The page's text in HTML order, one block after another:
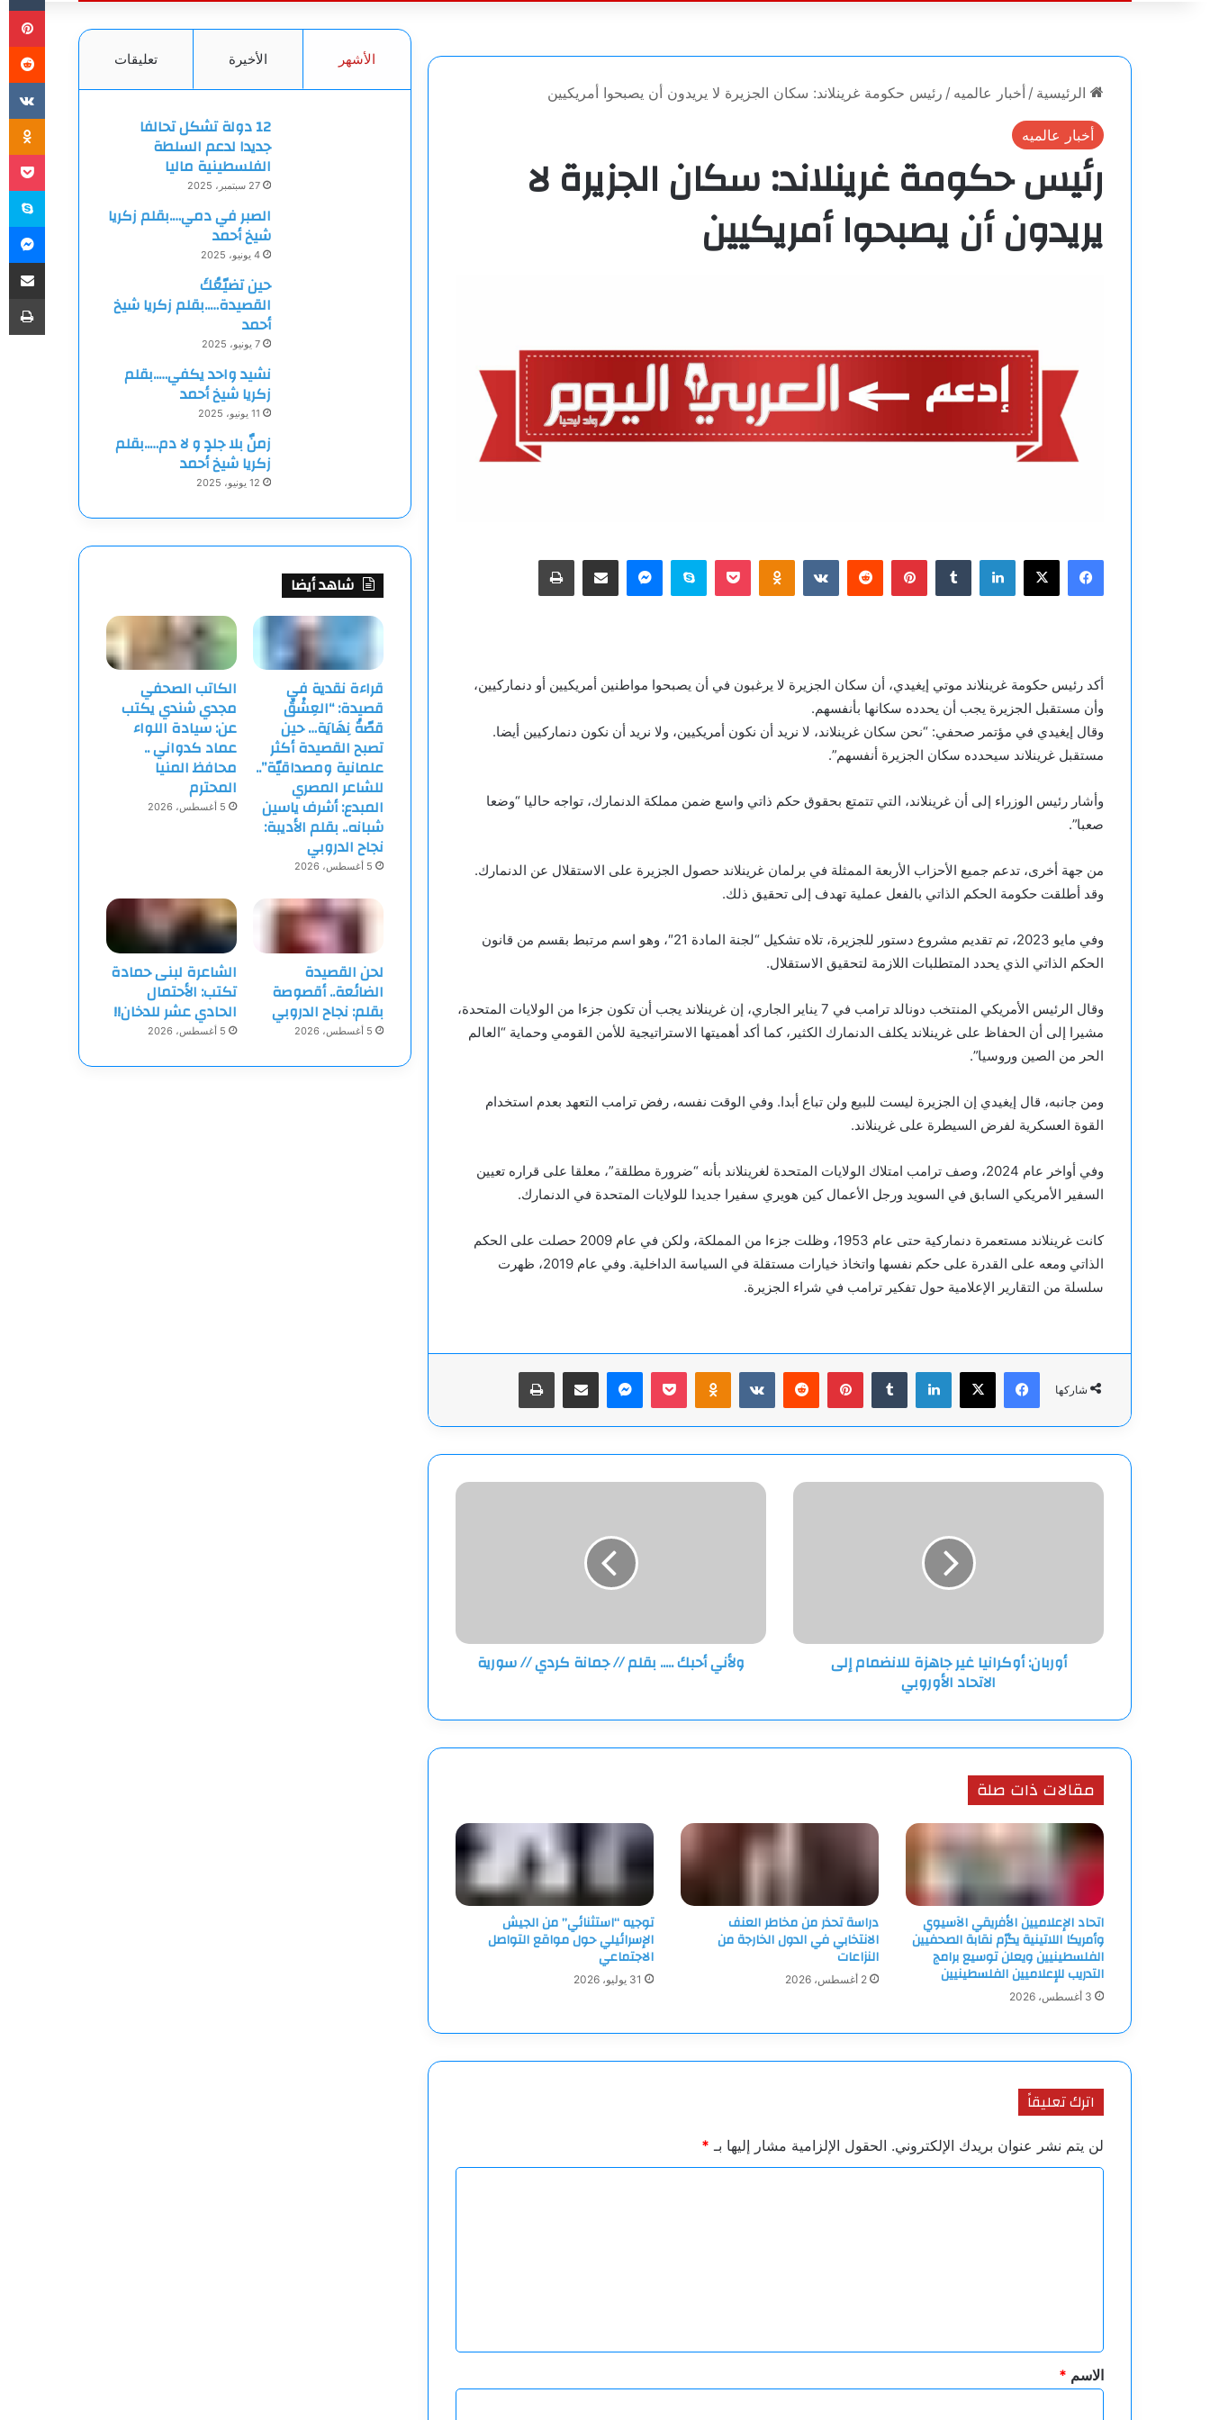
عن
الرئيسية / أخبار عالميه / رئيس حكومة غرينلاند: سكان الجزيرة لا يريدون أن يصبحوا أمريكيين
أخبار عالميه
رئيس حكومة غرينلاند: سكان الجزيرة لا
يريدون أن يصبحوا أمريكيين
فيسبوك
‫X لينكدإن بينتيريست Odnoklassniki
‫Pocketسكايبماسنجرمشاركة عبر البريد طباعة
أكد رئيس حكومة غرينلاند موتي إيغيدي، أن سكان الجزيرة لا يرغبون في أن يصبحوا مواطنين أمريكيين أو دنماركيين،
وأن مستقبل الجزيرة يجب أن يحدده سكانها بأنفسهم.
وقال إيغيدي في مؤتمر صحفي: “نحن سكان غرينلاند، لا نريد أن نكون أمريكيين، ولا نريد أن نكون دنماركيين أيضا.
مستقبل غرينلاند سيحدده سكان الجزيرة أنفسهم”.
وأشار رئيس الوزراء إلى أن غرينلاند، التي تتمتع بحقوق حكم ذاتي واسع ضمن مملكة الدنمارك، تواجه حاليا “وضعا
صعبا”.
من جهة أخرى، تدعم جميع الأحزاب الأربعة الممثلة في برلمان غرينلاند حصول الجزيرة على الاستقلال عن الدنمارك.
وقد أطلقت حكومة الحكم الذاتي بالفعل عملية تهدف إلى تحقيق ذلك.
وفي مايو 2023، تم تقديم مشروع دستور للجزيرة، تلاه تشكيل “لجنة المادة 21″، وهو اسم مرتبط بقسم من قانون
الحكم الذاتي الذي يحدد المتطلبات اللازمة لتحقيق الاستقلال.
وقال الرئيس الأمريكي المنتخب دونالد ترامب في 7 يناير الجاري، إن غرينلاند يجب أن تكون جزءا من الولايات المتحدة،
مشيرا إلى أن الحفاظ على غرينلاند يكلف الدنمارك الكثير، كما أكد أهميتها الاستراتيجية للأمن القومي وحماية “العالم
الحر من الصين وروسيا”.
ومن جانبه، قال إيغيدي إن الجزيرة ليست للبيع ولن تباع أبدا. وفي الوقت نفسه، رفض ترامب التعهد بعدم استخدام
القوة العسكرية لفرض السيطرة على غرينلاند.
وفي أواخر عام 2024، وصف ترامب امتلاك الولايات المتحدة لغرينلاند بأنه “ضرورة مطلقة”، معلقا على قراره تعيين
السفير الأمريكي السابق في السويد ورجل الأعمال كين هويري سفيرا جديدا للولايات المتحدة في الدنمارك.
كانت غرينلاند مستعمرة دنماركية حتى عام 1953، وظلت جزءا من المملكة، ولكن في عام 2009 حصلت على الحكم
الذاتي ومعه على القدرة على حكم نفسها واتخاذ خيارات مستقلة في السياسة الداخلية. وفي عام 2019، ظهرت
سلسلة من التقارير الإعلامية حول تفكير ترامب في شراء الجزيرة.
شاركها
فيسبوك
‫X لينكدإن بينتيريست Odnoklassniki
‫Pocketماسنجرمشاركة عبر البريد طباعة
أوربان:
أوربان: أوكرانيا غير جاهزة للانضمام إلى
الاتحاد الأوروبي
ولأني
سورية
ولأني أحبك ..... بقلم // جمانة كردي // سورية
مقالات ذات صلة
اتحاد الإعلاميين الأفريقي الآسيوي
وأمريكا اللاتينية يكرّم نقابة الصحفيين
الفلسطينيين ويعلن توسيع برامج
التدريب للإعلاميين الفلسطينيين
3 أغسطس، 2026
دراسة تحذر من مخاطر العنف
الانتخابي في الدول الخارجة من
النزاعات
2 أغسطس، 2026
توجيه “استثنائي” من الجيش
الإسرائيلي حول مواقع التواصل
الاجتماعي
31 يوليو، 2026
اترك تعليقاً
لن يتم نشر عنوان بريدك الإلكتروني. الحقول الإلزامية مشار إليها بـ *
*
الاسم *
الأشهر الأخيرة تعليقات
12 دولة تشكل تحالفا
جديدا لدعم السلطة
الفلسطينية ماليا
27 سبتمبر، 2025
الصبر في دمي….بقلم زكريا
شيخ أحمد
4 يونيو، 2025
حين تضيّعُكَ
القصيدة…..بقلم زكريا شيخ
أحمد
7 يونيو، 2025
نشيد واحد يكفي…..بقلم
زكريا شيخ أحمد
11 يونيو، 2025
زمنٌ بلا جلدٍ و لا دم…..بقلم
زكريا شيخ أحمد
12 يونيو، 2025
شاهد أيضا
قراءة نقدية في
قصيدة: “العِشْقُ
قصّةُ نِهَايَة… حين
تصبح القصيدة أكثر
علمانية ومصداقيّة”..
للشاعر المصري
المبدع: أشرف ياسين
شبانه.. بقلم الأديبة:
نجاح الدروبي
5 أغسطس، 2026
الكاتب الصحفي
مجدي شندي يكتب
عن: سيادة اللواء
عماد كدواني ..
محافظ المنيا
المحترم
5 أغسطس، 2026
لحن القصيدة
الضائعة.. أقصوصة
بقلم: نجاح الدروبي
5 أغسطس، 2026
الشاعرة لبنى حمادة
تكتب: الأحتمال
الحادي عشر للدخان!!
5 أغسطس، 2026